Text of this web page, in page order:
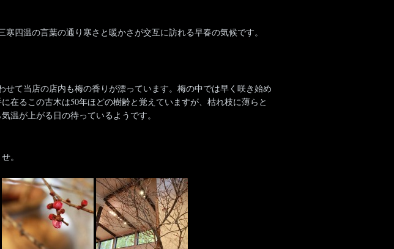
四温の言葉の通り寒さと暖かさが交互に訪れる早春の気候です。
せて当店の店内も梅の香りが漂っています。梅の中では早く咲き始め
在るこの古木は50年ほどの樹齢と覚えていますが、枯れ枝に薄らと
温が上がる日の待っているようです。
。